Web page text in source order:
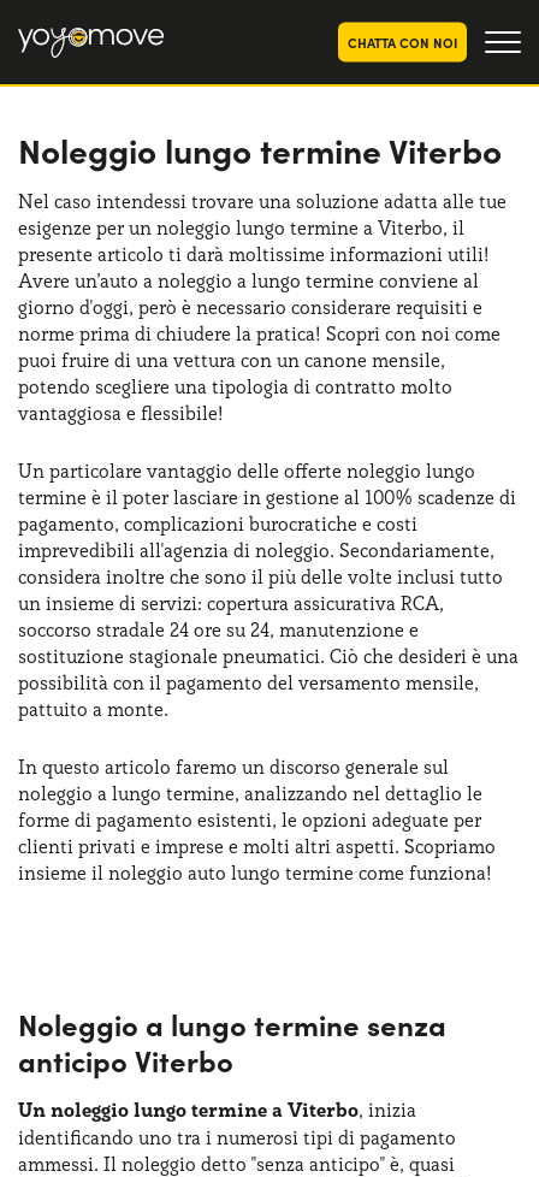
CHATTA CON NOI
OFFERTE NOLEGGIO
LUNGO TERMINE
Privati
Aziende e P.IVA
OFFERTE NOLEGGIO
AUTO USATE
CHI SIAMO
La nostra storia
Lavora con noi
COME FUNZIONA
PERCHÉ CONVIENE
SCEGLI UN PAESE
Serve assistenza? 800595799
Noleggio lungo termine Viterbo
Nel caso intendessi trovare una soluzione adatta alle tue
esigenze per un noleggio lungo termine a Viterbo, il
presente articolo ti darà moltissime informazioni utili!
Avere un’auto a noleggio a lungo termine conviene al
giorno d'oggi, però è necessario considerare requisiti e
norme prima di chiudere la pratica! Scopri con noi come
puoi fruire di una vettura con un canone mensile,
potendo scegliere una tipologia di contratto molto
vantaggiosa e flessibile!
Un particolare vantaggio delle offerte noleggio lungo
termine è il poter lasciare in gestione al 100% scadenze di
pagamento, complicazioni burocratiche e costi
imprevedibili all'agenzia di noleggio. Secondariamente,
considera inoltre che sono il più delle volte inclusi tutto
un insieme di servizi: copertura assicurativa RCA,
soccorso stradale 24 ore su 24, manutenzione e
sostituzione stagionale pneumatici. Ciò che desideri è una
possibilità con il pagamento del versamento mensile,
pattuito a monte.
In questo articolo faremo un discorso generale sul
noleggio a lungo termine, analizzando nel dettaglio le
forme di pagamento esistenti, le opzioni adeguate per
clienti privati e imprese e molti altri aspetti. Scopriamo
insieme il noleggio auto lungo termine come funziona!
Noleggio a lungo termine senza
anticipo Viterbo
Un noleggio lungo termine a Viterbo, inizia
identificando uno tra i numerosi tipi di pagamento
ammessi. Il noleggio detto "senza anticipo" è, quasi